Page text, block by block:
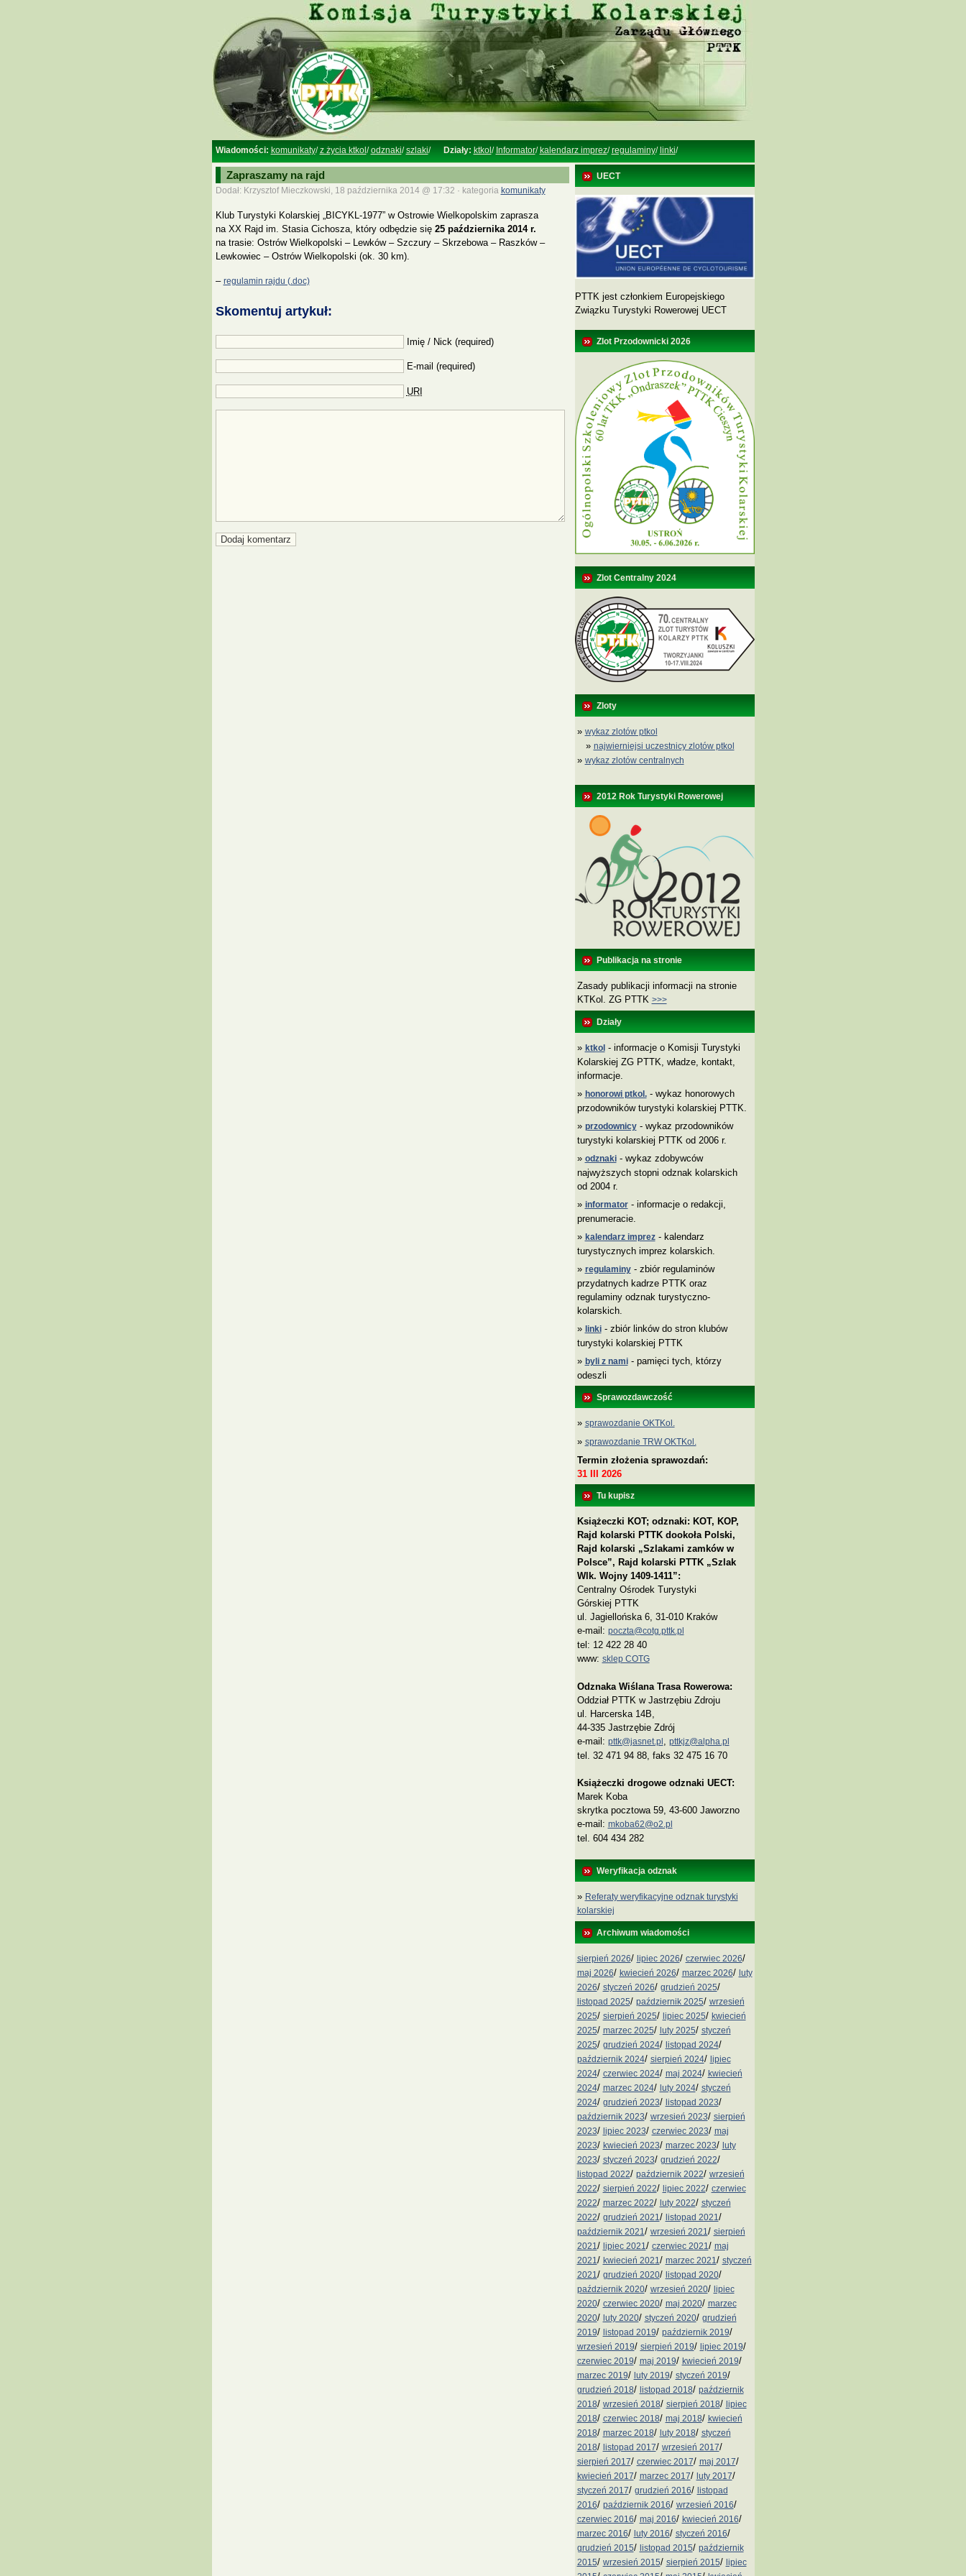
Wiadomości: komunikaty/z życia ktkol /odznaki/szlaki/ Działy: ktkol / Informator/ kalendarz imprez/regulaminy/ linki/
Zapraszamy na rajd
Dodał: Krzysztof Mieczkowski, 18 października 2014 @ 17:32 · kategoria komunikaty
Klub Turystyki Kolarskiej „BICYKL-1977” w Ostrowie Wielkopolskim zaprasza
na XX Rajd im. Stasia Cichosza, który odbędzie się 25 października 2014 r.
na trasie: Ostrów Wielkopolski – Lewków – Szczury – Skrzebowa – Raszków –
Lewkowiec – Ostrów Wielkopolski (ok. 30 km).
– regulamin rajdu (.doc)
Skomentuj artykuł:
Imię / Nick (required)
E-mail (required)
URI
UECT
PTTK jest członkiem Europejskiego
Związku Turystyki Rowerowej UECT
Zlot Przodownicki 2026
Zlot Centralny 2024
Zloty
» wykaz zlotów ptkol
» najwierniejsi uczestnicy zlotów ptkol
» wykaz zlotów centralnych
2012 Rok Turystyki Rowerowej
Publikacja na stronie
Zasady publikacji informacji na stronie
KTKol. ZG PTTK >>>
Działy
» ktkol- informacje o Komisji Turystyki
Kolarskiej ZG PTTK, władze, kontakt,
informacje.
» honorowi ptkol.- wykaz honorowych
przodowników turystyki kolarskiej PTTK.
» przodownicy- wykaz przodowników
turystyki kolarskiej PTTK od 2006 r.
» odznaki- wykaz zdobywców
najwyższych stopni odznak kolarskich
od 2004 r.
» informator- informacje o redakcji,
prenumeracie.
» kalendarz imprez- kalendarz
turystycznych imprez kolarskich.
» regulaminy- zbiór regulaminów
przydatnych kadrze PTTK oraz
regulaminy odznak turystyczno-
kolarskich.
» linki- zbiór linków do stron klubów
turystyki kolarskiej PTTK
» byli z nami- pamięci tych, którzy
odeszli
Sprawozdawczość
» sprawozdanie OKTKol.
» sprawozdanie TRW OKTKol.
Termin złożenia sprawozdań:
31 III 2026
Tu kupisz
Książeczki KOT; odznaki: KOT, KOP,
Rajd kolarski PTTK dookoła Polski,
Rajd kolarski „Szlakami zamków w
Polsce”, Rajd kolarski PTTK „Szlak
Wlk. Wojny 1409-1411”:
Centralny Ośrodek Turystyki
Górskiej PTTK
ul. Jagiellońska 6, 31-010 Kraków
e-mail: poczta@cotg.pttk.pl
tel: 12 422 28 40
www: sklep COTG
Odznaka Wiślana Trasa Rowerowa:
Oddział PTTK w Jastrzębiu Zdroju
ul. Harcerska 14B,
44-335 Jastrzębie Zdrój
e-mail: pttk@jasnet.pl pttkjz@alpha.pl
tel. 32 471 94 88, faks 32 475 16 70
Książeczki drogowe odznaki UECT:
Marek Koba
skrytka pocztowa 59, 43-600 Jaworzno
e‑mail: mkoba62@o2.pl
tel. 604 434 282
Weryfikacja odznak
» Referaty weryfikacyjne odznak turystyki
kolarskiej
Archiwum wiadomości
sierpień 2026/ lipiec 2026/ czerwiec 2026/
maj 2026/ kwiecień 2026/ marzec 2026/ luty
2026/ styczeń 2026/ grudzień 2025/
listopad 2025/ październik 2025/ wrzesień
2025/ sierpień 2025/ lipiec 2025/ kwiecień
2025/ marzec 2025/ luty 2025/ styczeń
2025/ grudzień 2024/ listopad 2024/
październik 2024/ sierpień 2024/ lipiec
2024/ czerwiec 2024/ maj 2024/ kwiecień
2024/ marzec 2024/ luty 2024/ styczeń
2024/ grudzień 2023/ listopad 2023/
październik 2023/ wrzesień 2023/ sierpień
2023/ lipiec 2023/ czerwiec 2023/ maj
2023/ kwiecień 2023/ marzec 2023/ luty
2023/ styczeń 2023/ grudzień 2022/
listopad 2022/ październik 2022/ wrzesień
2022/ sierpień 2022/ lipiec 2022/ czerwiec
2022/ marzec 2022/ luty 2022/ styczeń
2022/ grudzień 2021 / listopad 2021 /
październik 2021 / wrzesień 2021 / sierpień
2021 / lipiec 2021 / czerwiec 2021 / maj
2021 / kwiecień 2021 / marzec 2021 / styczeń
2021 / grudzień 2020/ listopad 2020/
październik 2020/ wrzesień 2020/ lipiec
2020/ czerwiec 2020/ maj 2020/ marzec
2020/ luty 2020/ styczeń 2020/ grudzień
2019/ listopad 2019/ październik 2019/
wrzesień 2019/ sierpień 2019/ lipiec 2019/
czerwiec 2019/ maj 2019/ kwiecień 2019/
marzec 2019/ luty 2019/ styczeń 2019/
grudzień 2018/ listopad 2018/ październik
2018/ wrzesień 2018/ sierpień 2018/ lipiec
2018/ czerwiec 2018/ maj 2018/ kwiecień
2018/ marzec 2018/ luty 2018/ styczeń
2018/ listopad 2017/ wrzesień 2017/
sierpień 2017/ czerwiec 2017/ maj 2017/
kwiecień 2017/ marzec 2017/ luty 2017/
styczeń 2017/ grudzień 2016/ listopad
2016/ październik 2016/ wrzesień 2016/
czerwiec 2016/ maj 2016/ kwiecień 2016/
marzec 2016/ luty 2016/ styczeń 2016/
grudzień 2015/ listopad 2015/ październik
2015/ wrzesień 2015/ sierpień 2015/ lipiec